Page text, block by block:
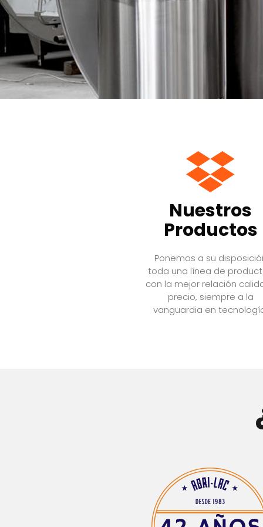
Nuestros
Productos
Ponemos a su
toda una línea de
con la mejor relación
precio, siempre a la
vanguardia en